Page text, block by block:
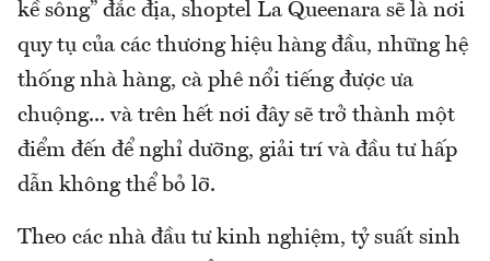
kề sông” đắc địa, shoptel La Queenara sẽ là nơi
quy tụ của các thương hiệu hàng đầu, những hệ
thống nhà hàng, cà phê nổi tiếng được ưa
chuộng... và trên hết nơi đây sẽ trở thành một
điểm đến để nghỉ dưỡng, giải trí và đầu tư hấp
dẫn không thể bỏ lỡ.
Theo các nhà đầu tư kinh nghiệm, tỷ suất sinh